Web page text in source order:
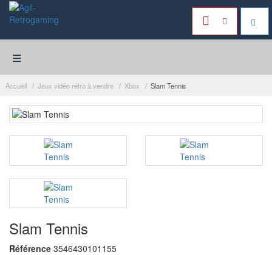
≡
Accueil Jeux vidéo rétro à vendre Xbox Slam Tennis
Slam Tennis
Référence 3546430101155